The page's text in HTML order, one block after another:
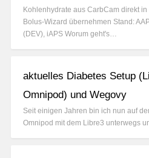
Kohlenhydrate aus CarbCam direkt
Bolus-Wizard übernehmen Stand:
(DEV), iAPS Worum geht's…
aktuelles Diabetes Setup
Omnipod) und Wegovy
Seit einigen Jahren bin ich nun auf
Omnipod mit dem Libre3 unterwegs